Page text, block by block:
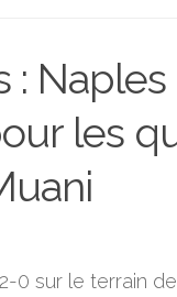
:
les
0 sur le terrain de